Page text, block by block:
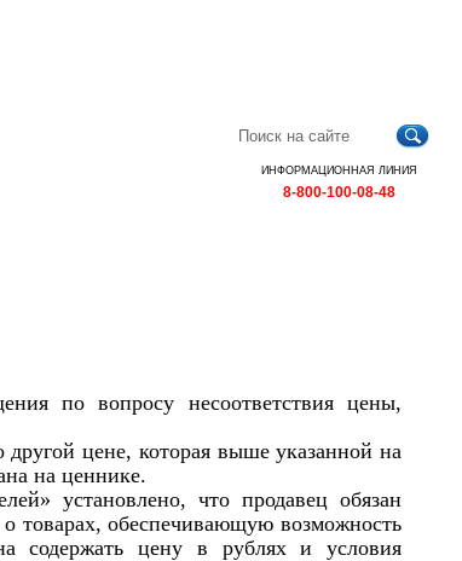
сайта
RSS
ИНФОРМАЦИОННАЯ ЛИНИЯ
8-800-100-08-48
по вопросу несоответствия цены,
цене, которая выше указанной на
на ценнике.
установлено, что продавец обязан
товарах, обеспечивающую возможность
содержать цену в рублях и условия